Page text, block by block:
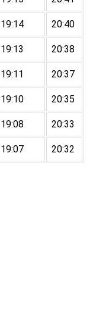
19:14 20:40
19:13 20:38
19:11 20:37
19:10 20:35
19:08 20:33
19:07 20:32